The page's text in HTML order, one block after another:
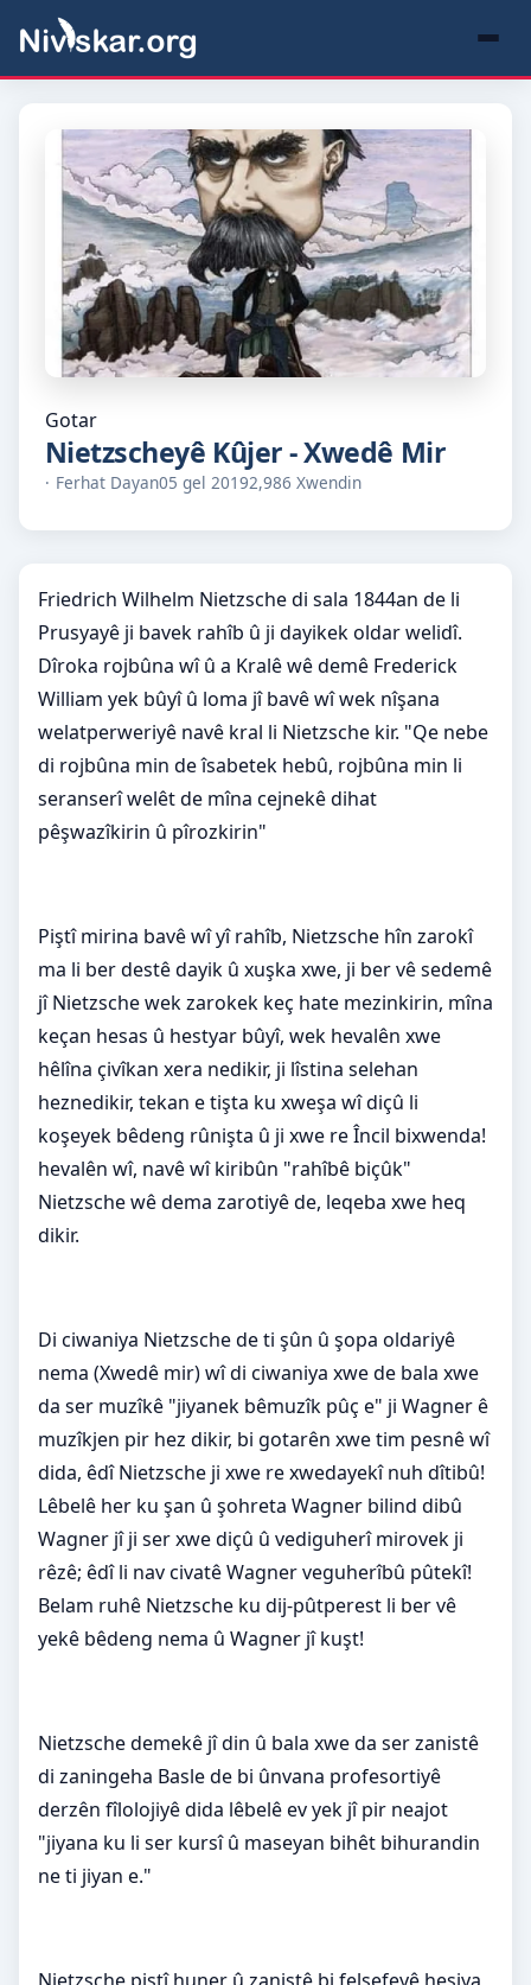
Gotar
Nietzscheyê Kûjer - Xwedê Mir
Ferhat Dayan05 gel 20192,986 Xwendin
Friedrich Wilhelm Nietzsche di sala 1844an de li
Prusyayê ji bavek rahîb û ji dayikek oldar welidî.
Dîroka rojbûna wî û a Kralê wê demê Frederick
William yek bûyî û loma jî bavê wî wek nîşana
welatperweriyê navê kral li Nietzsche kir. "Qe nebe
di rojbûna min de îsabetek hebû, rojbûna min li
seranserî welêt de mîna cejnekê dihat
pêşwazîkirin û pîrozkirin"
Piştî mirina bavê wî yî rahîb, Nietzsche hîn zarokî
ma li ber destê dayik û xuşka xwe, ji ber vê sedemê
jî Nietzsche wek zarokek keç hate mezinkirin, mîna
keçan hesas û hestyar bûyî, wek hevalên xwe
hêlîna çivîkan xera nedikir, ji lîstina selehan
heznedikir, tekan e tişta ku xweşa wî diçû li
koşeyek bêdeng rûnişta û ji xwe re Încil bixwenda!
hevalên wî, navê wî kiribûn "rahîbê biçûk"
Nietzsche wê dema zarotiyê de, leqeba xwe heq
dikir.
Di ciwaniya Nietzsche de ti şûn û şopa oldariyê
nema (Xwedê mir) wî di ciwaniya xwe de bala xwe
da ser muzîkê "jiyanek bêmuzîk pûç e" ji Wagner ê
muzîkjen pir hez dikir, bi gotarên xwe tim pesnê wî
dida, êdî Nietzsche ji xwe re xwedayekî nuh dîtibû!
Lêbelê her ku şan û şohreta Wagner bilind dibû
Wagner jî ji ser xwe diçû û vediguherî mirovek ji
rêzê; êdî li nav civatê Wagner veguherîbû pûtekî!
Belam ruhê Nietzsche ku dij-pûtperest li ber vê
yekê bêdeng nema û Wagner jî kuşt!
Nietzsche demekê jî din û bala xwe da ser zanistê
di zaningeha Basle de bi ûnvana profesortiyê
derzên fîlolojiyê dida lêbelê ev yek jî pir neajot
"jiyana ku li ser kursî û maseyan bihêt bihurandin
ne ti jiyan e."